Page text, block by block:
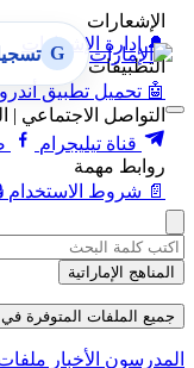
الإشعارات
🔔 إدارة الإشعارات
التطبيقات
🤖 تحميل تطبيق
التواصل الاجتماعي |
قناة تيليجرام
روابط مهمة
📄 شروط الاستخدام
G
المناهج الإماراتية
جميع الملفات المتوفرة في قسم
المدرسون الأخبار